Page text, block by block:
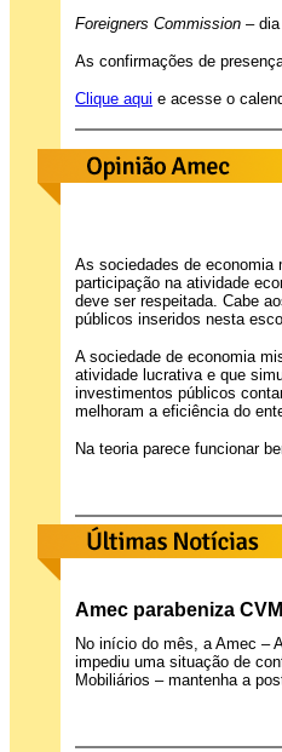
Foreigners Commission –
As confirmações de
Clique aqui e acesse o
As sociedades de economia
participação na atividade
deve ser respeitada. Cabe
públicos inseridos nesta
A sociedade de economia
atividade lucrativa e que
investimentos públicos
melhoram a eficiência do
Na teoria parece funcionar
Amec parabeniza
No início do mês, a Amec –
impediu uma situação de
Mobiliários – mantenha a